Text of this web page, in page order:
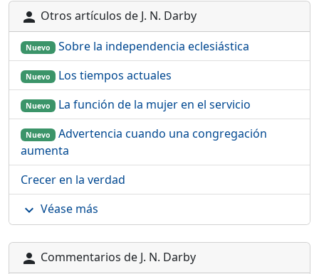
person Otros artículos de J. N. Darby
Nuevo Sobre la independencia eclesiástica
Nuevo Los tiempos actuales
Nuevo La función de la mujer en el servicio
Nuevo Advertencia cuando una congregación
aumenta
Crecer en la verdad
expand_more Véase más
person Commentarios de J. N. Darby